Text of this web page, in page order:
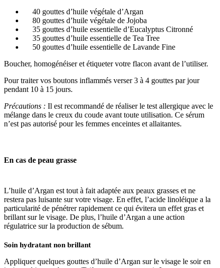
40 gouttes d’huile végétale d’Argan
80 gouttes d’huile végétale de Jojoba
35 gouttes d’huile essentielle d’Eucalyptus Citronné
35 gouttes d’huile essentielle de Tea Tree
50 gouttes d’huile essentielle de Lavande Fine
Boucher, homogénéiser et étiqueter votre flacon avant de l’utiliser.
Pour traiter vos boutons inflammés verser 3 à 4 gouttes par jour
pendant 10 à 15 jours.
Précautions : Il est recommandé de réaliser le test allergique avec le
mélange dans le creux du coude avant toute utilisation. Ce sérum
n’est pas autorisé pour les femmes enceintes et allaitantes.
En cas de peau grasse
L’huile d’Argan est tout à fait adaptée aux peaux grasses et ne
restera pas luisante sur votre visage. En effet, l’acide linoléique a la
particularité de pénétrer rapidement ce qui évitera un effet gras et
brillant sur le visage. De plus, l’huile d’Argan a une action
régulatrice sur la production de sébum.
Soin hydratant non brillant
Appliquer quelques gouttes d’huile d’Argan sur le visage le soir en